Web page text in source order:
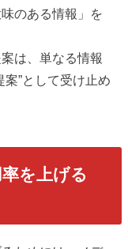
のある情報」を
は、単なる情報
”として受け止め
を上げる